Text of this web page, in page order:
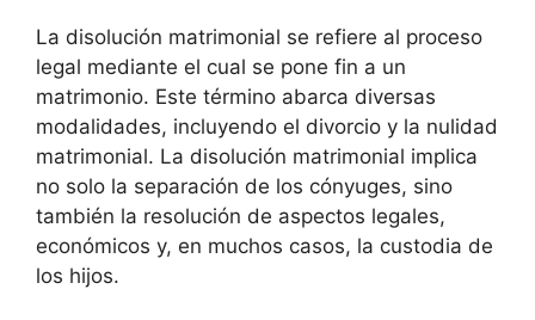
La disolución matrimonial se refiere al proceso
legal mediante el cual se pone fin a un
matrimonio. Este término abarca diversas
modalidades, incluyendo el divorcio y la nulidad
matrimonial. La disolución matrimonial implica
no solo la separación de los cónyuges, sino
también la resolución de aspectos legales,
económicos y, en muchos casos, la custodia de
los hijos.